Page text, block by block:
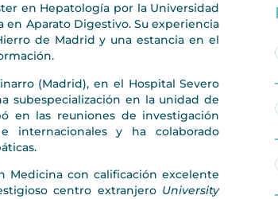
en Hepatología por la Universidad
en Aparato Digestivo. Su experiencia
de Madrid y una estancia en el
(Madrid), en el Hospital Severo
subespecialización en la unidad de
en las reuniones de investigación
internacionales y ha colaborado
Medicina con calificación excelente
centro extranjero University